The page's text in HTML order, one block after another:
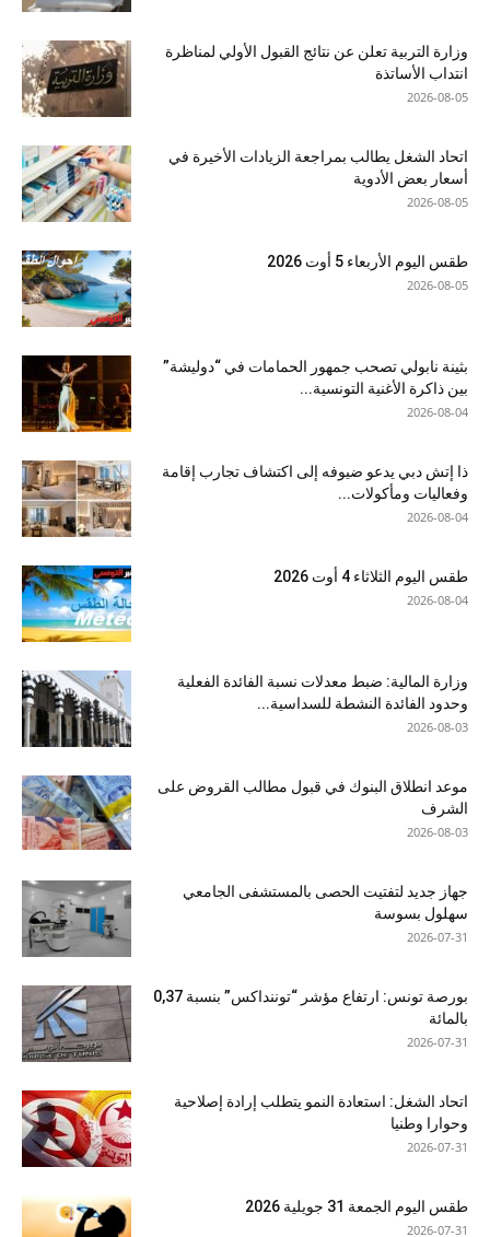
وزارة التربية تعلن عن نتائج القبول الأولي لمناظرة
انتداب الأساتذة
2026-08-05
اتحاد الشغل يطالب بمراجعة الزيادات الأخيرة في
أسعار بعض الأدوية
2026-08-05
طقس اليوم الأربعاء 5 أوت 2026
2026-08-05
بثينة نابولي تصحب جمهور الحمامات في “دوليشة”
بين ذاكرة الأغنية التونسية...
2026-08-04
ذا إتش دبي يدعو ضيوفه إلى اكتشاف تجارب إقامة
وفعاليات ومأكولات...
2026-08-04
طقس اليوم الثلاثاء 4 أوت 2026
2026-08-04
وزارة المالية: ضبط معدلات نسبة الفائدة الفعلية
وحدود الفائدة النشطة للسداسية...
2026-08-03
موعد انطلاق البنوك في قبول مطالب القروض على
الشرف
2026-08-03
جهاز جديد لتفتيت الحصى بالمستشفى الجامعي
سهلول بسوسة
2026-07-31
بورصة تونس: ارتفاع مؤشر “توننداكس” بنسبة 0,37
بالمائة
2026-07-31
اتحاد الشغل: استعادة النمو يتطلب إرادة إصلاحية
وحوارا وطنيا
2026-07-31
طقس اليوم الجمعة 31 جويلية 2026
2026-07-31